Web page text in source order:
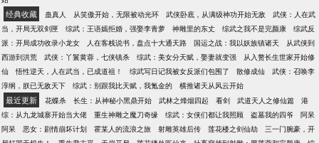
经典收藏 蛊真人 从笑傲开始，无限被动光环 武侠卧底，从满级神功开始无敌
武侠：人在武
当，开局无双剑匣
综武：王语嫣拒婚，强娶李青萝 神雕里的东丈 综武之我不是完颜康
综武反
派：开局成功收录小龙女
人在客栈说书，盘点十大通天路 国运之战：我以妖族镇诸天
从武侠到
西游到洪荒
武侠：丫鬟黄蓉，七侠镇杀 综武：美女分天赋，娶妻就变强
从入赘长生世家开始修
仙
悟性逆天，人在武当，已成道祖！ 综武写日记我被女反派们包围了 散修成仙
武侠：召唤李
淳纲，朕已无敌天下
综武：别跟我比天赋，我氪金的 横推诸天从风云开始
最近更新 花蝶杀 长生：从神秘小黑鼎开始 武林之烽烟四起 看剑 武道天人之修仙篇
港
综：从九龙城寨开始当大佬
重生神雕之魔刀奇缘 综武：女侠们都让我照顾 盗墓我的四爷
阿呆
阿呆
恶女：剧情崩坏计划 霍某人的流浪之旅 射雕英雄后传 莲花楼之剑仙劫
三一门腕豪，开